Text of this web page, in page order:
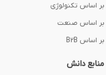
بر اساس تکنولوژی
بر اساس صنعت
بر اساس B2B
منابع دانش